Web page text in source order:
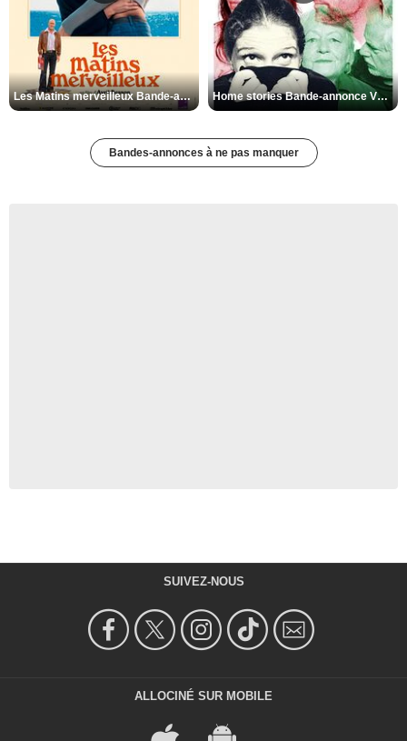
Les Matins merveilleux Bande-annonce VF Home stories Bande-annonce VO STFR
Bandes-annonces à ne pas manquer
SUIVEZ-NOUS
ALLOCINÉ SUR MOBILE